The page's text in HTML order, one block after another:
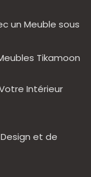
un Meuble sous
Tikamoon
Intérieur
et de